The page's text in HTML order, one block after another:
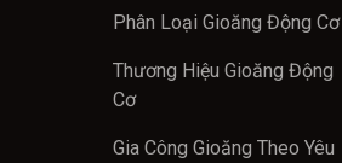
Phân Loại Gioăng Động Cơ
Thương Hiệu Gioăng Động
Cơ
Gia Công Gioăng Theo Yêu